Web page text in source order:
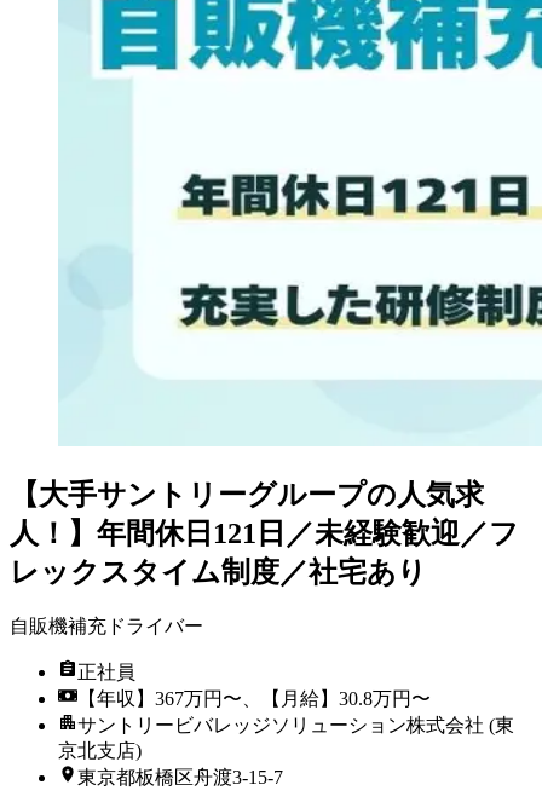
【大手サントリーグループの人気求
人！】年間休日121日／未経験歓迎／フ
レックスタイム制度／社宅あり
自販機補充ドライバー
正社員
【年収】367万円〜、【月給】30.8万円〜
サントリービバレッジソリューション株式会社 (東
京北支店)
東京都板橋区舟渡3-15-7